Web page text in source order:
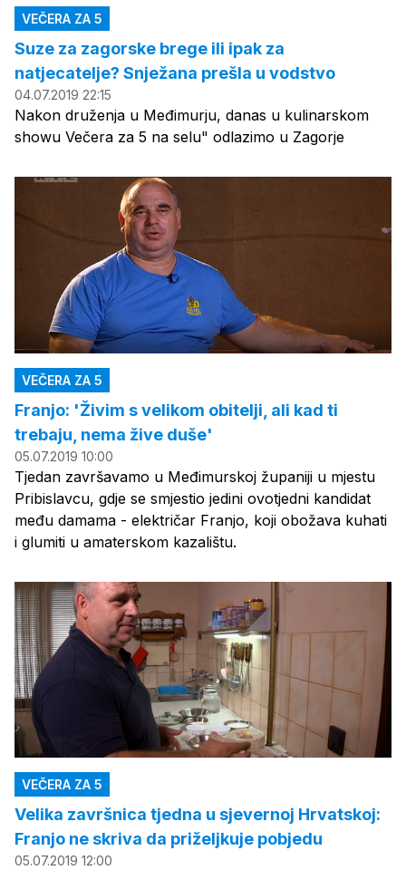
VEČERA ZA 5
Suze za zagorske brege ili ipak za
natjecatelje? Snježana prešla u vodstvo
04.07.2019 22:15
Nakon druženja u Međimurju, danas u kulinarskom
showu Večera za 5 na selu" odlazimo u Zagorje
VEČERA ZA 5
Franjo: 'Živim s velikom obitelji, ali kad ti
trebaju, nema žive duše'
05.07.2019 10:00
Tjedan završavamo u Međimurskoj županiji u mjestu
Pribislavcu, gdje se smjestio jedini ovotjedni kandidat
među damama - električar Franjo, koji obožava kuhati
i glumiti u amaterskom kazalištu.
VEČERA ZA 5
Velika završnica tjedna u sjevernoj Hrvatskoj:
Franjo ne skriva da priželjkuje pobjedu
05.07.2019 12:00